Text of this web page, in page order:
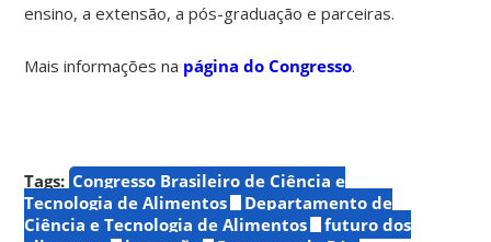
ensino, a extensão, a pós-graduação e parceiras.
Mais informações na página do Congresso.
Tags: Congresso Brasileiro de Ciência e
Tecnologia de Alimentos
Departamento de
Ciência e Tecnologia de Alimentos
futuro dos